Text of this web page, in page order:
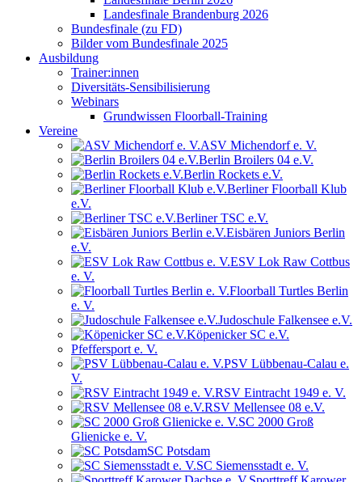
Landesfinale Brandenburg 2026
Bundesfinale (zu FD)
Bilder vom Bundesfinale 2025
Ausbildung
Trainer:innen
Diversitäts-Sensibilisierung
Webinars
Grundwissen Floorball-Training
Vereine
ASV Michendorf e. V.
Berlin Broilers 04 e.V.
Berlin Rockets e.V.
Berliner Floorball Klub
e.V.
Berliner TSC e.V.
Eisbären Juniors Berlin
e.V.
ESV Lok Raw Cottbus
e. V.
Floorball Turtles Berlin
e. V.
Judoschule Falkensee e.V.
Köpenicker SC e.V.
Pfeffersport e. V.
PSV Lübbenau-Calau e.
V.
RSV Eintracht 1949 e. V.
RSV Mellensee 08 e.V.
SC 2000 Groß
Glienicke e. V.
SC Potsdam
SC Siemensstadt e. V.